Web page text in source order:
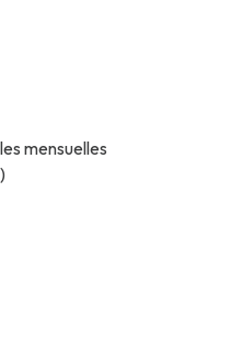
mensuelles